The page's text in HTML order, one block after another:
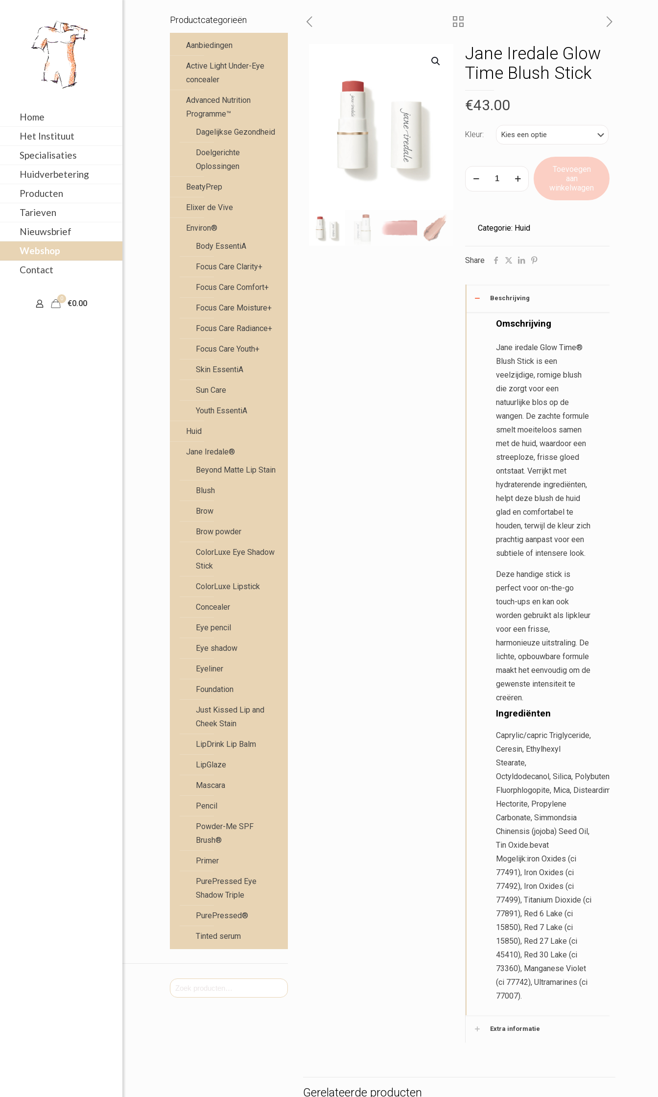
Home
Het Instituut
Specialisaties
Huidverbetering
Producten
Tarieven
Nieuwsbrief
Webshop
Contact
0
€0.00
Jane Iredale Glow
Time Blush Stick
€43.00
Kleur:
Jane
Blush
Toevoegen
aan
winkelwagen
Categorie: Huid
Share
Beschrijving
Omschrijving
Jane iredale Glow Time®
Blush Stick is een
veelzijdige, romige blush
die zorgt voor een
natuurlijke blos op de
wangen. De zachte formule
smelt moeiteloos samen
met de huid, waardoor een
streeploze, frisse gloed
ontstaat. Verrijkt met
hydraterende ingrediënten,
helpt deze blush de huid
glad en comfortabel te
houden, terwijl de kleur zich
prachtig aanpast voor een
subtiele of intensere look.
Deze handige stick is
perfect voor on-the-go
touch-ups en kan ook
worden gebruikt als lipkleur
voor een frisse,
harmonieuze uitstraling. De
lichte, opbouwbare formule
maakt het eenvoudig om de
gewenste intensiteit te
creëren.
Ingrediënten
Caprylic/capric Triglyceride,
Ceresin, Ethylhexyl
Stearate,
Octyldodecanol,Silica, Polybutene,
Fluorphlogopite, Mica, Disteardimonium
Hectorite, Propylene
Carbonate,Simmondsia
Chinensis (jojoba) Seed Oil,
Tin Oxide.bevat
Mogelijk:iron Oxides (ci
77491), Iron Oxides (ci
77492), Iron Oxides (ci
77499),Titanium Dioxide (ci
77891), Red 6 Lake (ci
15850), Red 7 Lake (ci
15850), Red 27 Lake (ci
45410), Red 30 Lake (ci
73360), Manganese Violet
(ci 77742),Ultramarines (ci
77007).
Extra informatie
Gerelateerde producten
Productcategorieën
Aanbiedingen
Active Light Under-Eye
concealer
Advanced Nutrition
Programme™
Dagelijkse Gezondheid
Doelgerichte
Oplossingen
BeatyPrep
Elixer de Vive
Environ®
Body EssentiA
Focus Care Clarity+
Focus Care Comfort+
Focus Care Moisture+
Focus Care Radiance+
Focus Care Youth+
Skin EssentiA
Sun Care
Youth EssentiA
Huid
Jane Iredale®
Beyond Matte Lip Stain
Blush
Brow
Brow powder
ColorLuxe Eye Shadow
Stick
ColorLuxe Lipstick
Concealer
Eye pencil
Eye shadow
Eyeliner
Foundation
Just Kissed Lip and
Cheek Stain
LipDrink Lip Balm
LipGlaze
Mascara
Pencil
Powder-Me SPF
Brush®
Primer
PurePressed Eye
Shadow Triple
PurePressed®
Tinted serum